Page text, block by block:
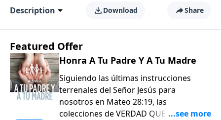
Description Download Share
Featured Offer
Honra A Tu Padre Y A Tu Madre
Siguiendo las últimas instrucciones
terrenales del Señor Jesús para
nosotros en Mateo 28:19, las
colecciones de VERDAD QUE VALE